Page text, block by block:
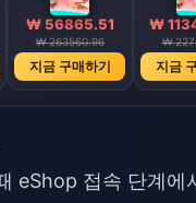
₩ 56865.51
₩ 263560.96
지금 구매하기
₩
₩
지금
eShop 접속 단계에